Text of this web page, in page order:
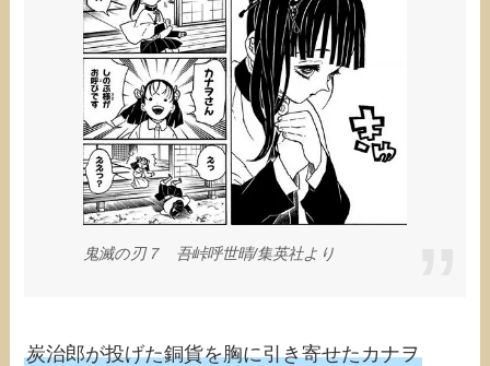
鬼滅の刃７ 吾峠呼世晴/集英社より
炭治郎が投げた銅貨を胸に引き寄せたカナヲ